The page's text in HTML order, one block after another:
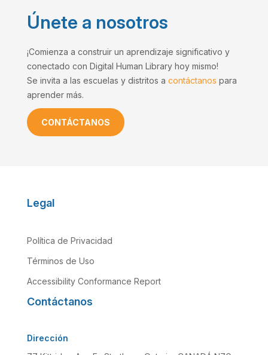
Únete a nosotros
¡Comienza a construir un aprendizaje significativo y
conectado con Digital Human Library hoy mismo!
Se invita a las escuelas y distritos a contáctanos para
aprender más.
CONTÁCTANOS
Legal
Política de Privacidad
Términos de Uso
Accessibility Conformance Report
Contáctanos
Dirección